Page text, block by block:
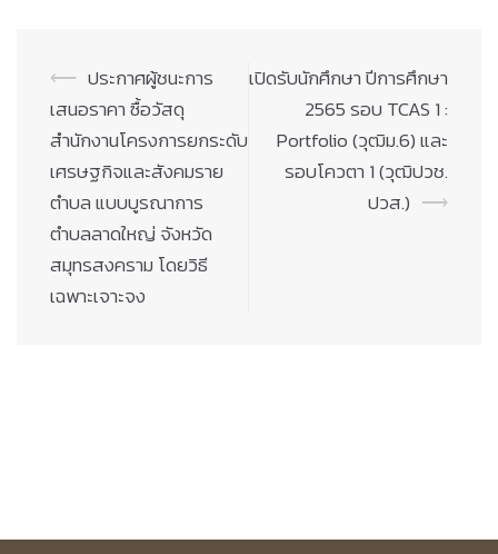
Post
navigation
⟵ ประกาศผู้ชนะการ
เสนอราคา ซื้อวัสดุ
สำนักงานโครงการยกระดับ
เศรษฐกิจและสังคมราย
ตำบล แบบบูรณาการ
ตำบลลาดใหญ่ จังหวัด
สมุทรสงคราม โดยวิธี
เฉพาะเจาะจง
เปิดรับนักศึกษา ปีการศึกษา
2565 รอบ TCAS 1 :
Portfolio (วุฒิม.6) และ
รอบโควตา 1 (วุฒิปวช.
ปวส.) ⟶